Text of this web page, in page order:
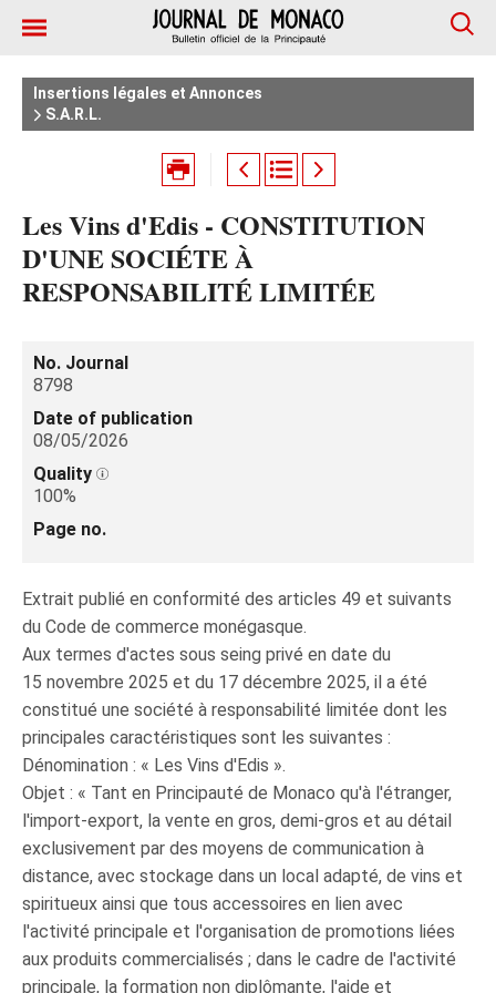
Insertions légales et Annonces
S.A.R.L.
Les Vins d'Edis - CONSTITUTION
D'UNE SOCIÉTE À
RESPONSABILITÉ LIMITÉE
No. Journal
8798
Date of publication
08/05/2026
Quality
100%
Page no.
Extrait publié en conformité des articles 49 et suivants
du Code de commerce monégasque.
Aux termes d'actes sous seing privé en date du
15 novembre 2025 et du 17 décembre 2025, il a été
constitué une société à responsabilité limitée dont les
principales caractéristiques sont les suivantes :
Dénomination : « Les Vins d'Edis ».
Objet : « Tant en Principauté de Monaco qu'à l'étranger,
l'import-export, la vente en gros, demi‑gros et au détail
exclusivement par des moyens de communication à
distance, avec stockage dans un local adapté, de vins et
spiritueux ainsi que tous accessoires en lien avec
l'activité principale et l'organisation de promotions liées
aux produits commercialisés ; dans le cadre de l'activité
principale, la formation non diplômante, l'aide et